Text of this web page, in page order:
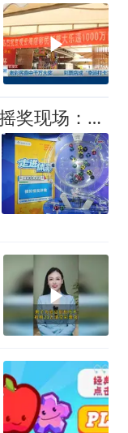
现代快报记者直击中国体彩摇奖现场：全流程公开、公平、公正